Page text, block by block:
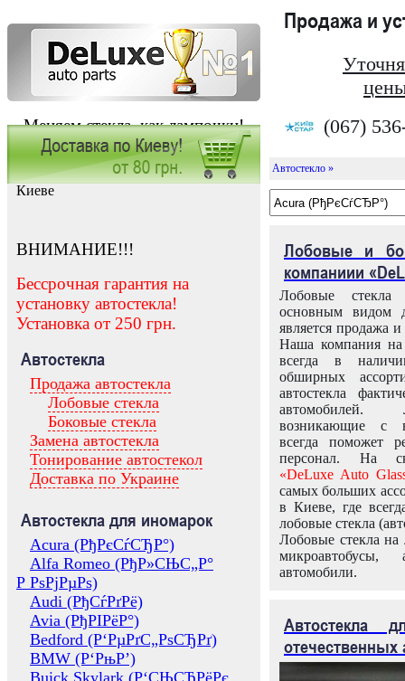
Меняем стекла, как лампочки!
Продажа и
(067)
Заказать установку автостекла в
Киеве
ВНИМАНИЕ!!!
Бессрочная гарантия на
установку автостекла!
Установка от 250 грн.
Автостекла
Продажа автостекла
Лобовые стекла
Боковые стекла
Замена автостекла
Тонирование автостекол
Доставка по Украине
Автостекла для иномарок
Acura (РђРєСѓСЂР°)
Alfa Romeo (РђР»СЊС„Р°
Р РѕРјРµРѕ)
Audi (РђСѓРґРё)
Avia (РђРІРёР°)
Bedford (Р‘РµРґС„РѕСЂРґ)
BMW (Р‘РњР’)
Buick Skylark (Р‘СЊСЋРёРє
Автостекло »
Лобовые и
компаниии
Лобовые
основным видом
является продажа и
Наша компания на
всегда в
обширных
автостекла
возникающие с
всегда поможет
персонал. На
«DeLuxe Auto
самых больших
в Киеве, где
лобовые стекла
Лобовые стекла на
микроавтобусы,
автомобили.
Автостекла
отечественных